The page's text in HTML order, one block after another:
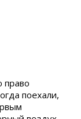
право
поехали,